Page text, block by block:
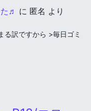
♬ に 匿名 より
る訳ですから >毎日ゴミ